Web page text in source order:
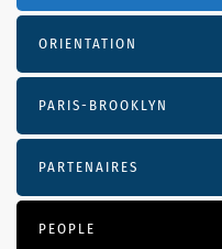
ORIENTATION
PARIS-BROOKLYN
PARTENAIRES
PEOPLE